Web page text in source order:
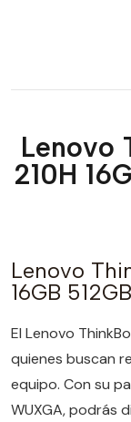
Lenovo
210H
Lenovo
16GB
El Lenovo
quienes buscan
equipo. Con su
WUXGA, podrás